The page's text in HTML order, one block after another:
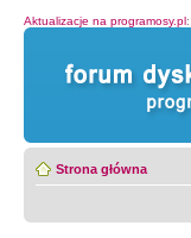
Aktualizacje na programosy.pl:
Strona główna